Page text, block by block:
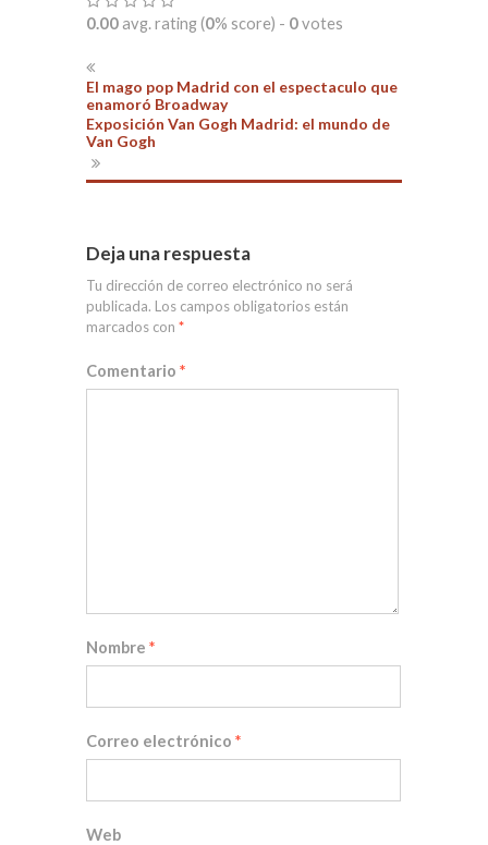
0.00 avg. rating (0% score) - 0votes
El mago pop Madrid con el espectaculo que
enamoró Broadway
Exposición Van Gogh Madrid: el mundo de
Van Gogh
Deja una respuesta
Tu dirección de correo electrónico no será
publicada. Los campos obligatorios están
marcados con *
Comentario *
Nombre *
Correo electrónico *
Web